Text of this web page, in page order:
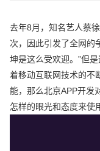
去年8月，知名艺人蔡
次，因此引发了全网的
坤是这么受欢迎。”但
着移动互联网技术的不
能，那么北京APP开发
怎样的眼光和态度来使